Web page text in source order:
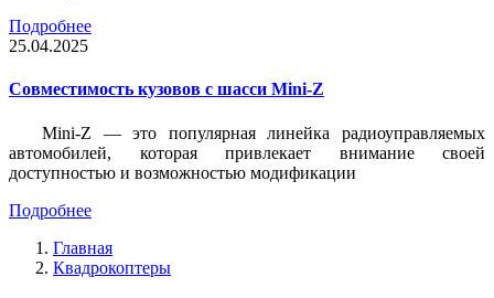
Подробнее
25.04.2025
Совместимость кузовов с шасси Mini-Z
Mini-Z — это популярная линейка радиоуправляемых
автомобилей, которая привлекает внимание своей
доступностью и возможностью модификации
Подробнее
Главная
Квадрокоптеры